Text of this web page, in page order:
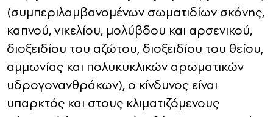
(συμπεριλαμβανομένων σωματιδίων σκόνης,
καπνού, νικελίου, μολύβδου και αρσενικού,
διοξειδίου του αζώτου, διοξειδίου του θείου,
αμμωνίας και πολυκυκλικών αρωματικών
υδρογονανθράκων), ο κίνδυνος είναι
υπαρκτός και στους κλιματιζόμενους